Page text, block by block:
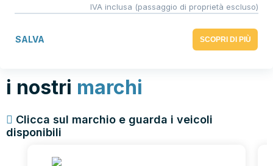
IVA inclusa (passaggio di proprietà escluso)
SALVA SCOPRI DI PIÙ
i nostri marchi
Clicca sul marchio e guarda i veicoli
disponibili